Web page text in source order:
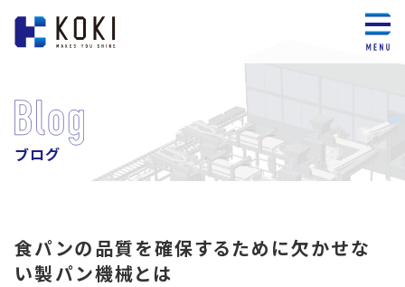
ブログ
食パンの品質を確保するために欠かせな
い製パン機械とは